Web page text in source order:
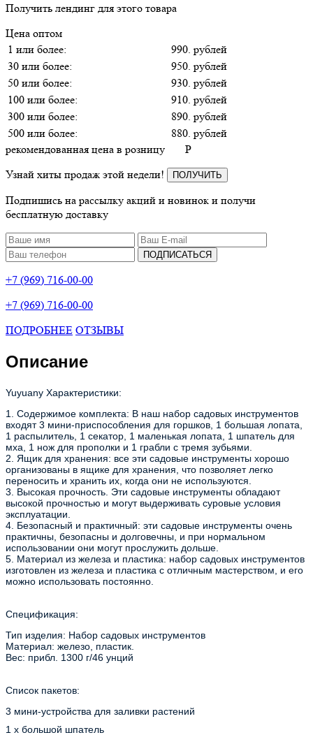
Получить лендинг для этого товара
Цена оптом
1 или более:
990. рублей
30 или более:
950. рублей
50 или более:
930. рублей
100 или более:
910. рублей
300 или более:
890. рублей
500 или более:
880. рублей
рекомендованная цена в розницу
P
Узнай хиты продаж этой недели!
ПОЛУЧИТЬ
Подпишись на рассылку акций и новинок и получи
бесплатную доставку
ПОДПИСАТЬСЯ
+7 (969) 716-00-00
+7 (969) 716-00-00
ПОДРОБНЕЕ ОТЗЫВЫ
Описание
Yuyuany Характеристики:
1. Содержимое комплекта: В наш набор садовых инструментов
входят 3 мини-приспособления для горшков, 1 большая лопата,
1 распылитель, 1 секатор, 1 маленькая лопата, 1 шпатель для
мха, 1 нож для прополки и 1 грабли с тремя зубьями.
2. Ящик для хранения: все эти садовые инструменты хорошо
организованы в ящике для хранения, что позволяет легко
переносить и хранить их, когда они не используются.
3. Высокая прочность. Эти садовые инструменты обладают
высокой прочностью и могут выдерживать суровые условия
эксплуатации.
4. Безопасный и практичный: эти садовые инструменты очень
практичны, безопасны и долговечны, и при нормальном
использовании они могут прослужить дольше.
5. Материал из железа и пластика: набор садовых инструментов
изготовлен из железа и пластика с отличным мастерством, и его
можно использовать постоянно.
Спецификация:
Тип изделия: Набор садовых инструментов
Материал: железо, пластик.
Вес: прибл. 1300 г/46 унций
Список пакетов:
3 мини-устройства для заливки растений
1 х большой шпатель